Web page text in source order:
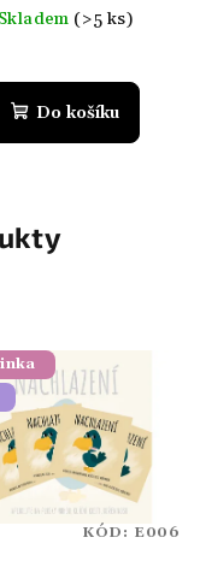
cena:
Skladem (>5 ks)
Do košíku
KÓD: E006